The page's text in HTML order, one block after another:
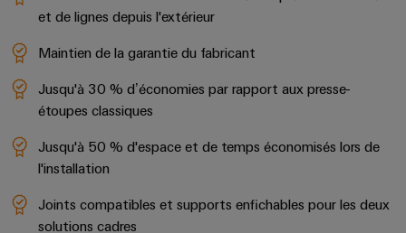
pour
l'industrie
l'eau
des
eaux
Énergie
Excellence
opérationnelle
Machines
automatiques
Logiciels
Repérages
Imprimantes
Éclairage
et de lignes depuis l'extérieur
Maintien de la garantie du fabricant
Jusqu'à 30 % d’économies par rapport aux presse-
étoupes classiques
Jusqu'à 50 % d'espace et de temps économisés lors de
l'installation
Joints compatibles et supports enfichables pour les deux
solutions cadres